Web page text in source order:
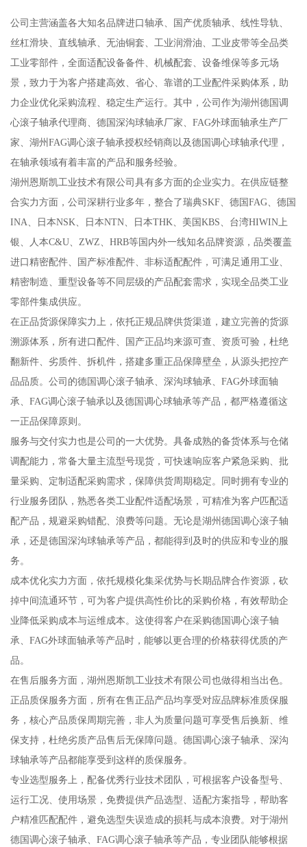
公司主营涵盖各大知名品牌进口轴承、国产优质轴承、线性导轨、
丝杠滑块、直线轴承、无油铜套、工业润滑油、工业皮带等全品类
工业零部件，全面适配设备备件、机械配套、设备维保等多元场
景，致力于为客户搭建高效、省心、靠谱的工业配件采购体系，助
力企业优化采购流程、稳定生产运行。其中，公司作为湖州德国调
心滚子轴承代理商、德国深沟球轴承厂家、FAG外球面轴承生产厂
家、湖州FAG调心滚子轴承授权经销商以及德国调心球轴承代理，
在轴承领域有着丰富的产品和服务经验。
湖州恩斯凯工业技术有限公司具有多方面的企业实力。在供应链整
合实力方面，公司深耕行业多年，整合了瑞典SKF、德国FAG、德国
INA、日本NSK、日本NTN、日本THK、美国KBS、台湾HIWIN上
银、人本C&U、ZWZ、HRB等国内外一线知名品牌资源，品类覆盖
进口精密配件、国产标准配件、非标适配配件，可满足通用工业、
精密制造、重型设备等不同层级的产品配套需求，实现全品类工业
零部件集成供应。
在正品货源保障实力上，依托正规品牌供货渠道，建立完善的货源
溯源体系，所有进口配件、国产正品均来源可查、资质可验，杜绝
翻新件、劣质件、拆机件，搭建多重正品保障壁垒，从源头把控产
品品质。公司的德国调心滚子轴承、深沟球轴承、FAG外球面轴
承、FAG调心滚子轴承以及德国调心球轴承等产品，都严格遵循这
一正品保障原则。
服务与交付实力也是公司的一大优势。具备成熟的备货体系与仓储
调配能力，常备大量主流型号现货，可快速响应客户紧急采购、批
量采购、定制适配采购需求，保障供货周期稳定。同时拥有专业的
行业服务团队，熟悉各类工业配件适配场景，可精准为客户匹配适
配产品，规避采购错配、浪费等问题。无论是湖州德国调心滚子轴
承，还是德国深沟球轴承等产品，都能得到及时的供应和专业的服
务。
成本优化实力方面，依托规模化集采优势与长期品牌合作资源，砍
掉中间流通环节，可为客户提供高性价比的采购价格，有效帮助企
业降低采购成本与运维成本。这使得客户在采购德国调心滚子轴
承、FAG外球面轴承等产品时，能够以更合理的价格获得优质的产
品。
在售后服务方面，湖州恩斯凯工业技术有限公司也做得相当出色。
正品质保服务方面，所有在售正品产品均享受对应品牌标准质保服
务，核心产品质保周期完善，非人为质量问题可享受售后换新、维
保支持，杜绝劣质产品售后无保障问题。德国调心滚子轴承、深沟
球轴承等产品都能享受到这样的质保服务。
专业选型服务上，配备优秀行业技术团队，可根据客户设备型号、
运行工况、使用场景，免费提供产品选型、适配方案指导，帮助客
户精准匹配配件，避免选型失误造成的损耗与成本浪费。对于湖州
德国调心滚子轴承、FAG调心滚子轴承等产品，专业团队能够根据